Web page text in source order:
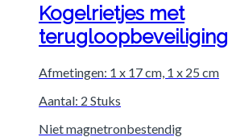
Kogelrietjes met
terugloopbeveiliging
Afmetingen: 1 x 17 cm, 1 x 25 cm
Aantal: 2 Stuks
Niet magnetronbestendig